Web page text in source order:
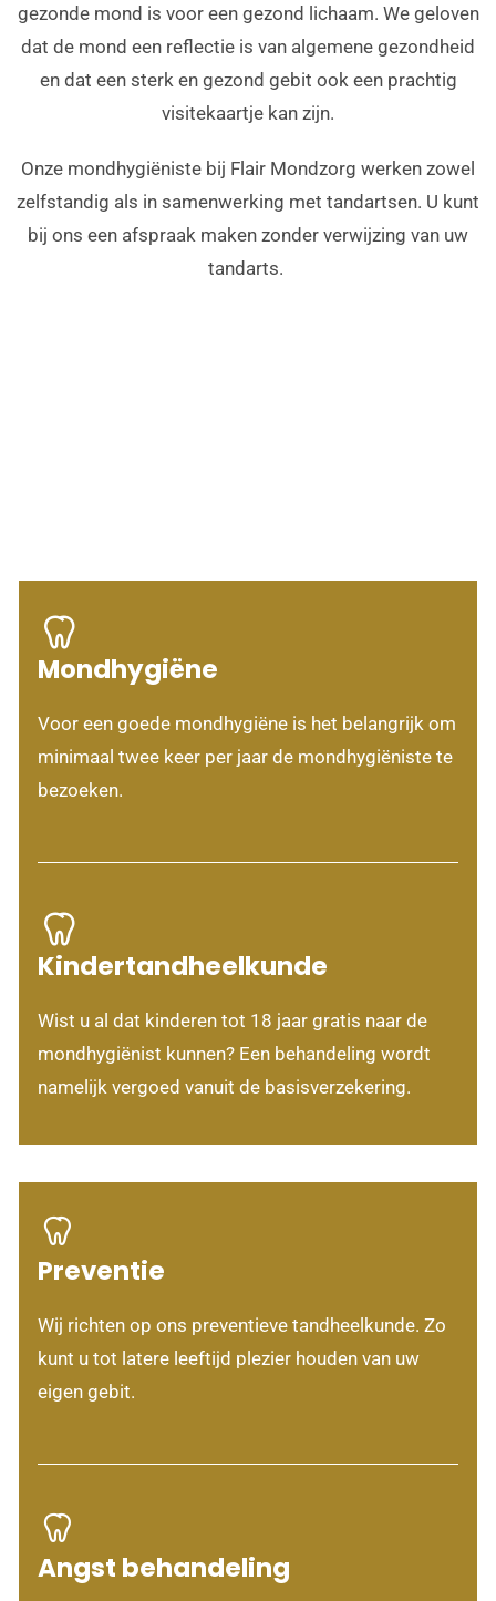
gezonde mond is voor een gezond lichaam. We geloven
dat de mond een reflectie is van algemene gezondheid
en dat een sterk en gezond gebit ook een prachtig
visitekaartje kan zijn.
Onze mondhygiëniste bij Flair Mondzorg werken zowel
zelfstandig als in samenwerking met tandartsen. U kunt
bij ons een afspraak maken zonder verwijzing van uw
tandarts.
Mondhygiëne
Voor een goede mondhygiëne is het belangrijk om
minimaal twee keer per jaar de mondhygiëniste te
bezoeken.
Kindertandheelkunde
Wist u al dat kinderen tot 18 jaar gratis naar de
mondhygiënist kunnen? Een behandeling wordt
namelijk vergoed vanuit de basisverzekering.
Preventie
Wij richten op ons preventieve tandheelkunde. Zo
kunt u tot latere leeftijd plezier houden van uw
eigen gebit.
Angst behandeling